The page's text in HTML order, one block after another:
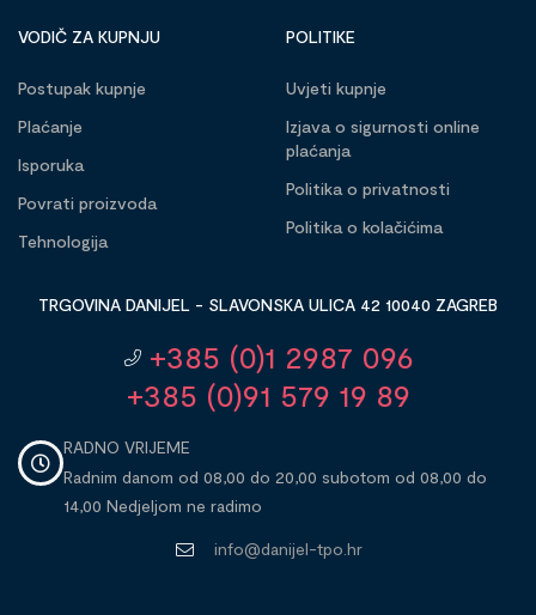
VODIČ ZA KUPNJU
Postupak kupnje
Plaćanje
Isporuka
Povrati proizvoda
Tehnologija
POLITIKE
Uvjeti kupnje
Izjava o sigurnosti online
plaćanja
Politika o privatnosti
Politika o kolačićima
TRGOVINA DANIJEL - SLAVONSKA ULICA 42 10040 ZAGREB
+385 (0)1 2987 096
+385 (0)91 579 19 89
RADNO VRIJEME
Radnim danom od 08,00 do 20,00 subotom od 08,00 do
14,00 Nedjeljom ne radimo
info@danijel-tpo.hr